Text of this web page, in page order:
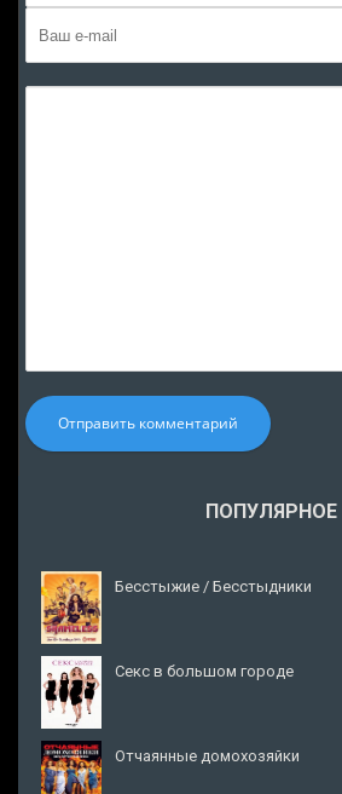
Отправить комментарий
ПОПУЛЯРНОЕ
Бесстыжие / Бесстыдники
Секс в большом городе
Отчаянные домохозяйки